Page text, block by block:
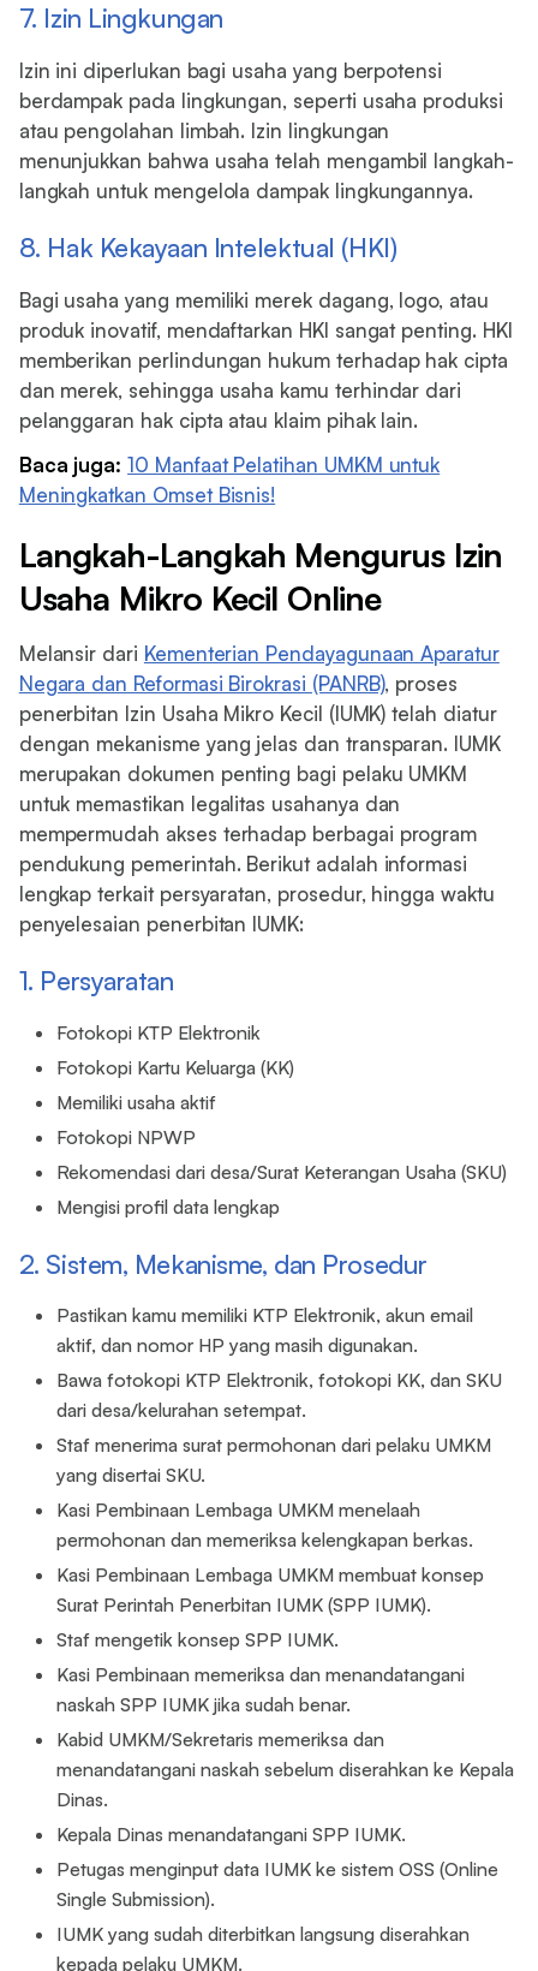
7. Izin Lingkungan
Izin ini diperlukan bagi usaha yang berpotensi
berdampak pada lingkungan, seperti usaha produksi
atau pengolahan limbah. Izin lingkungan
menunjukkan bahwa usaha telah mengambil langkah-
langkah untuk mengelola dampak lingkungannya.
8. Hak Kekayaan Intelektual (HKI)
Bagi usaha yang memiliki merek dagang, logo, atau
produk inovatif, mendaftarkan HKI sangat penting. HKI
memberikan perlindungan hukum terhadap hak cipta
dan merek, sehingga usaha kamu terhindar dari
pelanggaran hak cipta atau klaim pihak lain.
Baca juga:10 Manfaat Pelatihan UMKM untuk
Meningkatkan Omset Bisnis!‍
Langkah-Langkah Mengurus Izin
Usaha Mikro Kecil Online
Melansir dari Kementerian Pendayagunaan Aparatur
Negara dan Reformasi Birokrasi (PANRB), proses
penerbitan Izin Usaha Mikro Kecil (IUMK) telah diatur
dengan mekanisme yang jelas dan transparan. IUMK
merupakan dokumen penting bagi pelaku UMKM
untuk memastikan legalitas usahanya dan
mempermudah akses terhadap berbagai program
pendukung pemerintah. Berikut adalah informasi
lengkap terkait persyaratan, prosedur, hingga waktu
penyelesaian penerbitan IUMK:
1. Persyaratan
Fotokopi KTP Elektronik
Fotokopi Kartu Keluarga (KK)
Memiliki usaha aktif
Fotokopi NPWP
Rekomendasi dari desa/Surat Keterangan Usaha (SKU)
Mengisi profil data lengkap
2. Sistem, Mekanisme, dan Prosedur
Pastikan kamu memiliki KTP Elektronik, akun email
aktif, dan nomor HP yang masih digunakan.
Bawa fotokopi KTP Elektronik, fotokopi KK, dan SKU
dari desa/kelurahan setempat.
Staf menerima surat permohonan dari pelaku UMKM
yang disertai SKU.
Kasi Pembinaan Lembaga UMKM menelaah
permohonan dan memeriksa kelengkapan berkas.
Kasi Pembinaan Lembaga UMKM membuat konsep
Surat Perintah Penerbitan IUMK (SPP IUMK).
Staf mengetik konsep SPP IUMK.
Kasi Pembinaan memeriksa dan menandatangani
naskah SPP IUMK jika sudah benar.
Kabid UMKM/Sekretaris memeriksa dan
menandatangani naskah sebelum diserahkan ke Kepala
Dinas.
Kepala Dinas menandatangani SPP IUMK.
Petugas menginput data IUMK ke sistem OSS (Online
Single Submission).
IUMK yang sudah diterbitkan langsung diserahkan
kepada pelaku UMKM.